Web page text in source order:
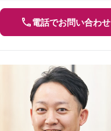
電話でお問い合わせ